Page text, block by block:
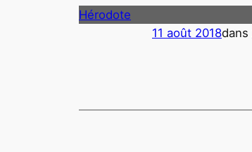
Hérodote
11 août 2018dans